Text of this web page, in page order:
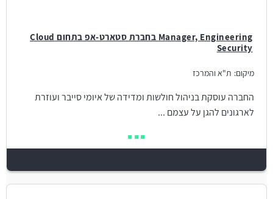
Manager, Engineering בחברת סטארט-אפ בתחום Cloud
Security
מיקום: ת"א והמרכז
החברה עוסקת בניהול חולשות ומדידה של איומי סייבר ועוזרת
לארגונים להגן על עצמם ...